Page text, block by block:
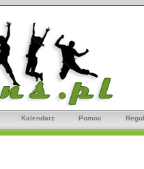
Kalendarz Pomoc